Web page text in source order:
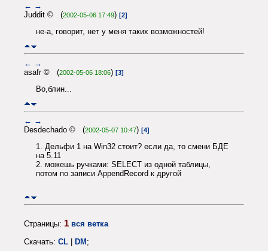
← →
Juddit © (2002-05-06 17:49) [2]
не-а, говорит, нет у меня таких возможностей!
← →
asafr © (2002-05-06 18:06) [3]
Во,блин...
← →
Desdechado © (2002-05-07 10:47) [4]
1. Дельфи 1 на Win32 стоит? если да, то смени БДЕ
на 5.11
2. можешь ручками: SELECT из одной таблицы,
потом по записи AppendRecord к другой
Страницы: 1 вся ветка
Скачать: CL | DM;